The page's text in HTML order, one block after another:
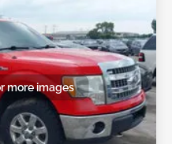
more images